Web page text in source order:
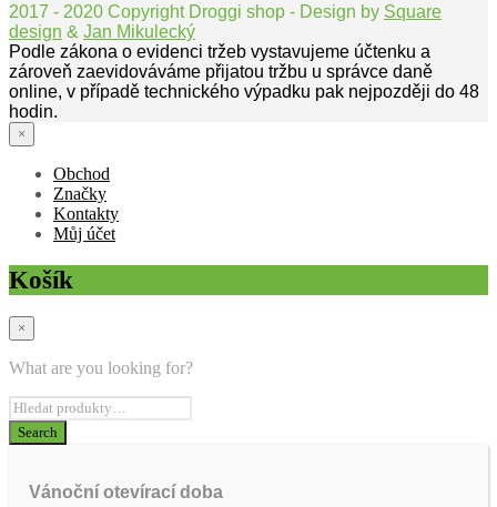
2017 - 2020 Copyright Droggi shop - Design by Square
design & Jan Mikulecký
Podle zákona o evidenci tržeb vystavujeme účtenku a
zároveň zaevidováváme přijatou tržbu u správce daně
online, v případě technického výpadku pak nejpozději do 48
hodin.
×
Obchod
Značky
Kontakty
Můj účet
Košík
×
What are you looking for?
Vánoční otevírací doba